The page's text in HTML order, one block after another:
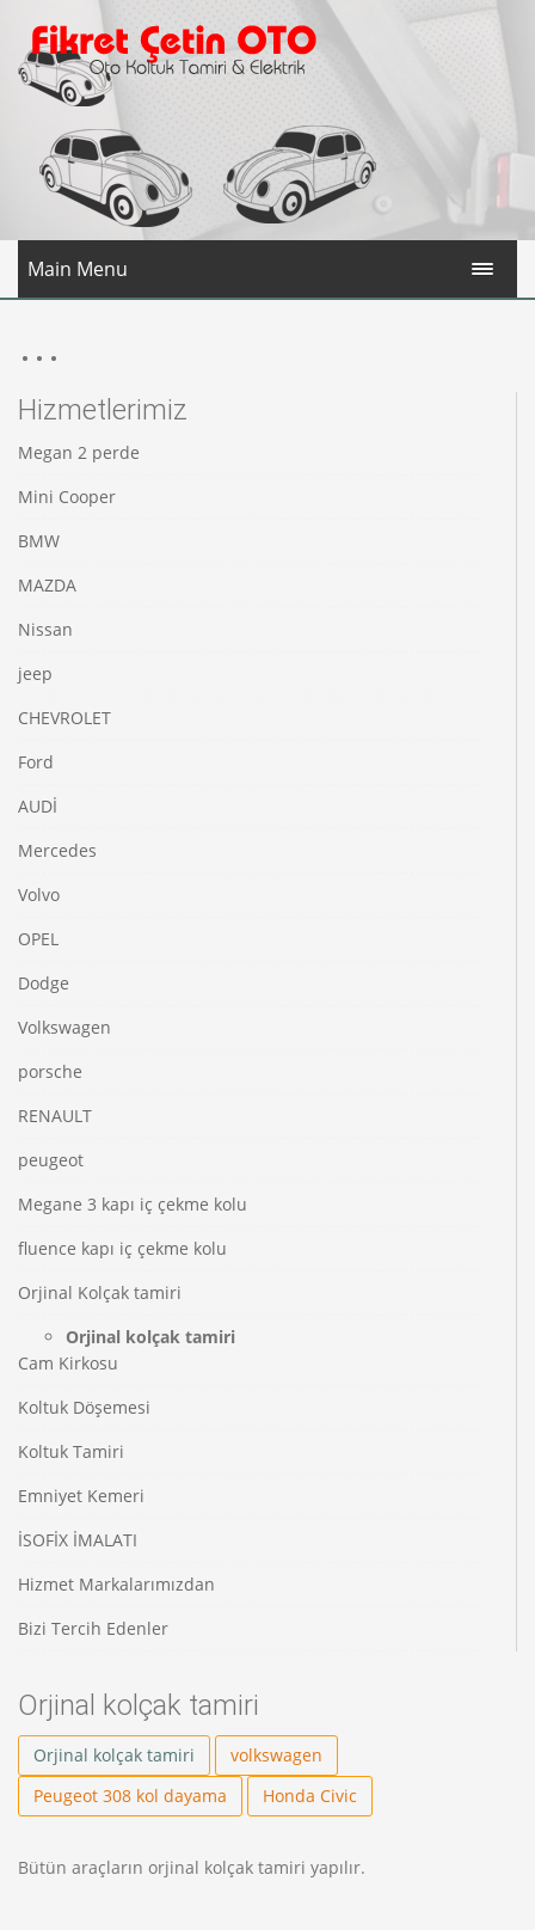
Main Menu
...
Hizmetlerimiz
Megan 2 perde
Mini Cooper
BMW
MAZDA
Nissan
jeep
CHEVROLET
Ford
AUDİ
Mercedes
Volvo
OPEL
Dodge
Volkswagen
porsche
RENAULT
peugeot
Megane 3 kapı iç çekme kolu
fluence kapı iç çekme kolu
Orjinal Kolçak tamiri
Orjinal kolçak tamiri
Cam Kirkosu
Koltuk Döşemesi
Koltuk Tamiri
Emniyet Kemeri
İSOFİX İMALATI
Hizmet Markalarımızdan
Bizi Tercih Edenler
Orjinal kolçak tamiri
Orjinal kolçak tamiri
volkswagen
Peugeot 308 kol dayama
Honda Civic
Bütün araçların orjinal kolçak tamiri yapılır.